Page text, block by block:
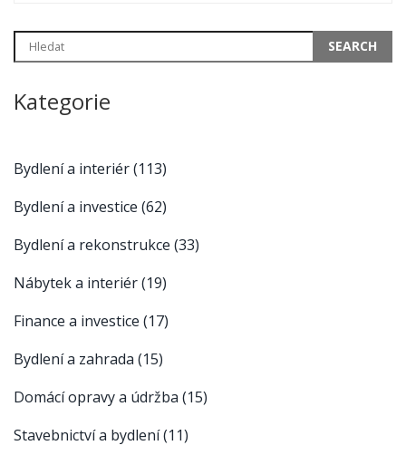
Kategorie
Bydlení a interiér(113)
Bydlení a investice (62)
Bydlení a rekonstrukce (33)
Nábytek a interiér(19)
Finance a investice (17)
Bydlení a zahrada (15)
Domácí opravy a údržba (15)
Stavebnictví a bydlení(11)